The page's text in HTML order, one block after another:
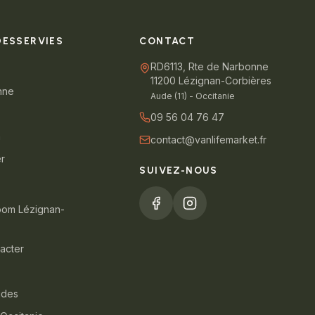
Lézignan-
CONTACT
RD6113, Rte de Narbonne
11200 Lézignan-Corbières
Aude (11) - Occitanie
09 56 04 76 47
contact@vanlifemarket.fr
SUIVEZ-NOUS